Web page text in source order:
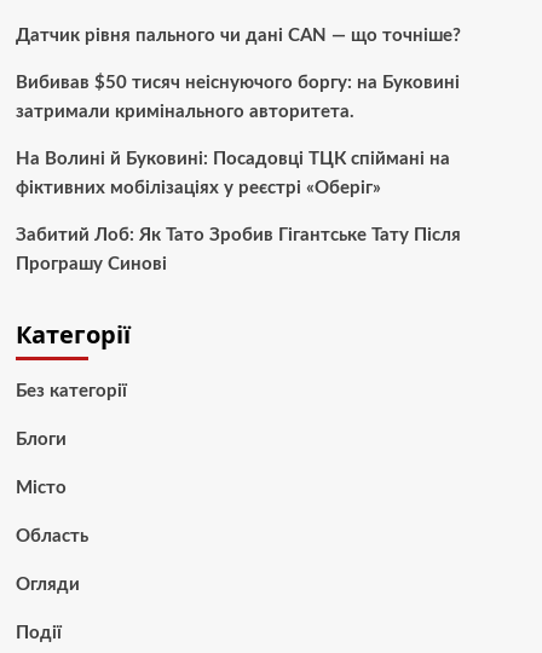
Датчик рівня пального чи дані CAN — що точніше?
Вибивав $50 тисяч неіснуючого боргу: на Буковині
затримали кримінального авторитета.
На Волині й Буковині: Посадовці ТЦК спіймані на
фіктивних мобілізаціях у реєстрі «Оберіг»
Забитий Лоб: Як Тато Зробив Гігантське Тату Після
Програшу Синові
Категорії
Без категорії
Блоги
Місто
Область
Огляди
Події